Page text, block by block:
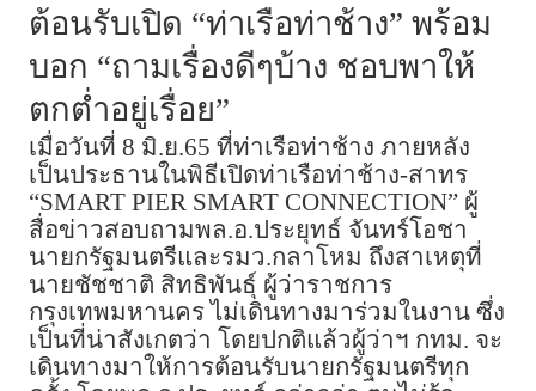
ต้อนรับเปิด “ท่าเรือท่าช้าง” พร้อม
บอก “ถามเรื่องดีๆบ้าง ชอบพาให้
ตกต่ำอยู่เรื่อย”
เมื่อวันที่ 8 มิ.ย.65 ที่ท่าเรือท่าช้าง ภายหลัง
เป็นประธานในพิธีเปิดท่าเรือท่าช้าง-สาทร
“SMART PIER SMART CONNECTION” ผู้
สื่อข่าวสอบถามพล.อ.ประยุทธ์ จันทร์โอชา
นายกรัฐมนตรีและรมว.กลาโหม ถึงสาเหตุที่
นายชัชชาติ​ สิทธิพันธุ์ ผู้ว่าราชการ
กรุงเทพมหานคร ไม่เดินทางมาร่วมในงาน ซึ่ง
เป็นที่น่าสังเกตว่า โดยปกติแล้วผู้ว่าฯ กทม. จะ
เดินทางมาให้การต้อนรับนายกรัฐมนตรีทุก